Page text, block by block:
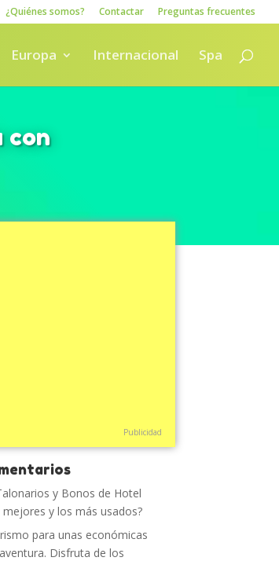
¿Quiénes somos? Contactar Preguntas frecuentes
Europa Internacional Spa
con
Publicidad
y Bonos de Hotel
mejores y los más usados?
para unas económicas
Disfruta de los